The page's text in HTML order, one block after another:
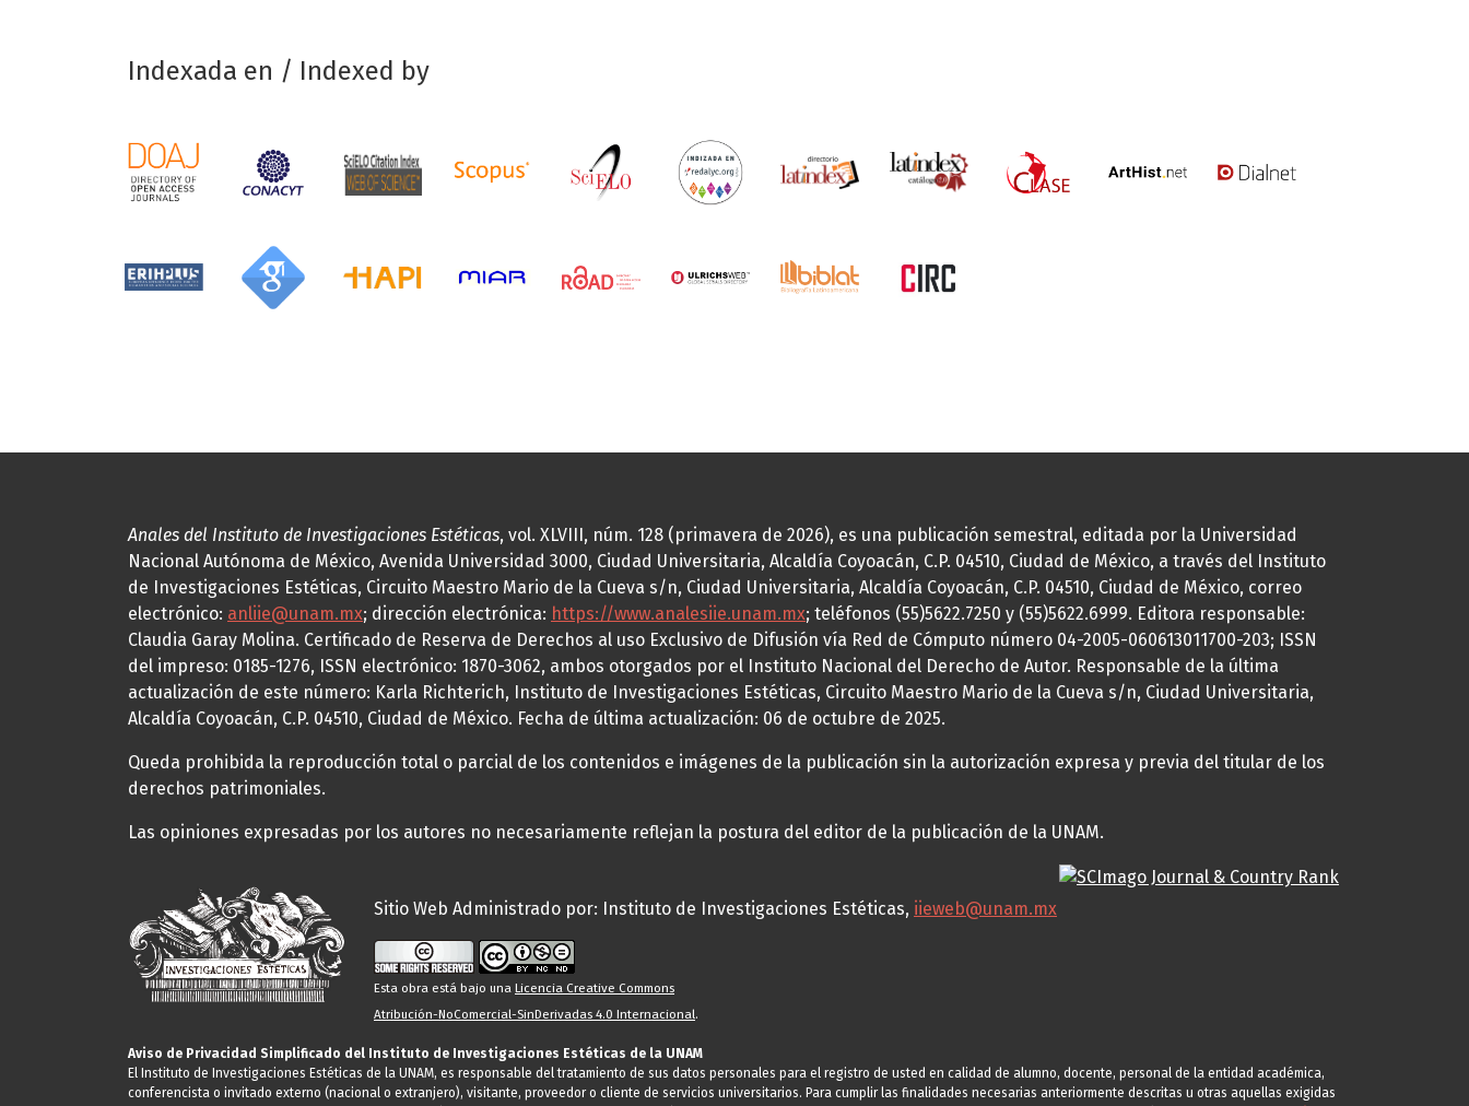
Indexada en / Indexed by
Anales del Instituto de Investigaciones Estéticas, vol. XLVIII, núm. 128 (primavera de 2026), es una publicación semestral, editada por la Universidad
Nacional Autónoma de México, Avenida Universidad 3000, Ciudad Universitaria, Alcaldía Coyoacán, C.P. 04510, Ciudad de México, a través del Instituto
de Investigaciones Estéticas, Circuito Maestro Mario de la Cueva s/n, Ciudad Universitaria, Alcaldía Coyoacán, C.P. 04510, Ciudad de México, correo
electrónico: anliie@unam.mx; dirección electrónica: https://www.analesiie.unam.mx; teléfonos (55)5622.7250 y (55)5622.6999. Editora responsable:
Claudia Garay Molina. Certificado de Reserva de Derechos al uso Exclusivo de Difusión vía Red de Cómputo número 04-2005-060613011700-203; ISSN
del impreso: 0185-1276, ISSN electrónico: 1870-3062, ambos otorgados por el Instituto Nacional del Derecho de Autor. Responsable de la última
actualización de este número: Karla Richterich, Instituto de Investigaciones Estéticas, Circuito Maestro Mario de la Cueva s/n, Ciudad Universitaria,
Alcaldía Coyoacán, C.P. 04510, Ciudad de México. Fecha de última actualización: 06 de octubre de 2025.
Queda prohibida la reproducción total o parcial de los contenidos e imágenes de la publicación sin la autorización expresa y previa del titular de los
derechos patrimoniales.
Las opiniones expresadas por los autores no necesariamente reflejan la postura del editor de la publicación de la UNAM.
Sitio Web Administrado por: Instituto de Investigaciones Estéticas, iieweb@unam.mx
Esta obra está bajo una Licencia Creative Commons
Atribución-NoComercial-SinDerivadas 4.0 Internacional.
Aviso de Privacidad Simplificado del Instituto de Investigaciones Estéticas de la UNAM
El Instituto de Investigaciones Estéticas de la UNAM, es responsable del tratamiento de sus datos personales para el registro de usted en calidad de alumno, docente, personal de la entidad académica,
conferencista o invitado externo (nacional o extranjero), visitante, proveedor o cliente de servicios universitarios. Para cumplir las finalidades necesarias anteriormente descritas u otras aquellas exigidas